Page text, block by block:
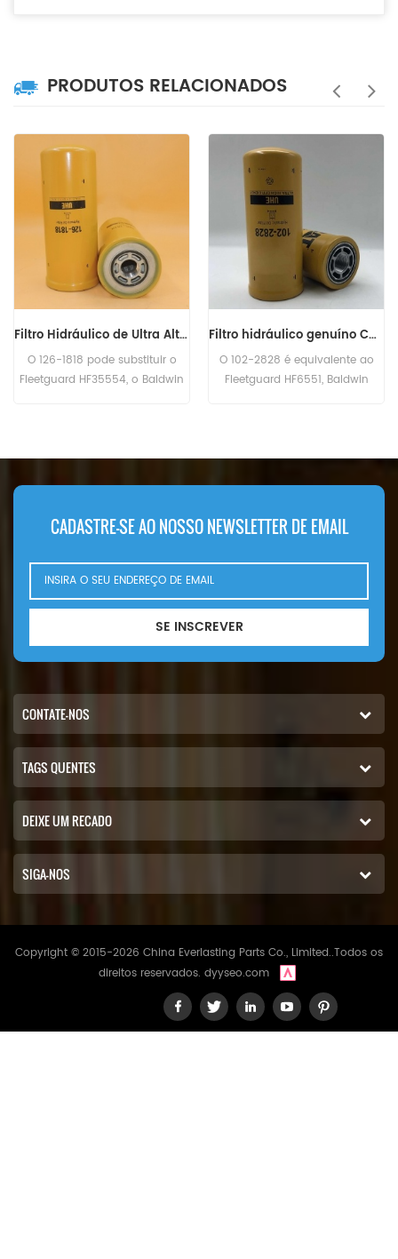
PRODUTOS RELACIONADOS
Filtro hidráulico genuíno Caterpillar 102-2828 1022828
O 102-2828 é equivalente ao
Fleetguard HF6551, Baldwin
2828, 1022828 Nome da peça:
Filtro Hidráulico HF6003 BT526-10 P161267 HC-7935 LFH4935
o Filtro Hidráulico HF6003
Referência cruzada BT526-10
Bobcat Melroe 540-13112 (Kohler
P110AWD. P100AWF; P100WF;
P125AWF; P125WF. P100BWD;
CADASTRE-SE AO NOSSO NEWSLETTER DE EMAIL
SE INSCREVER
CONTATE-NOS
TAGS QUENTES
DEIXE UM RECADO
SIGA-NOS
Copyright © 2015-2026 China Everlasting Parts Co., Limited..Todos os
direitos reservados. dyyseo.com